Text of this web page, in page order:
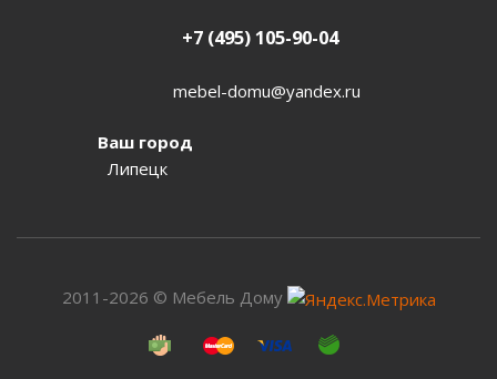
+7 (495) 105-90-04
mebel-domu@yandex.ru
Ваш город
Липецк
2011-2026 © Мебель Дому